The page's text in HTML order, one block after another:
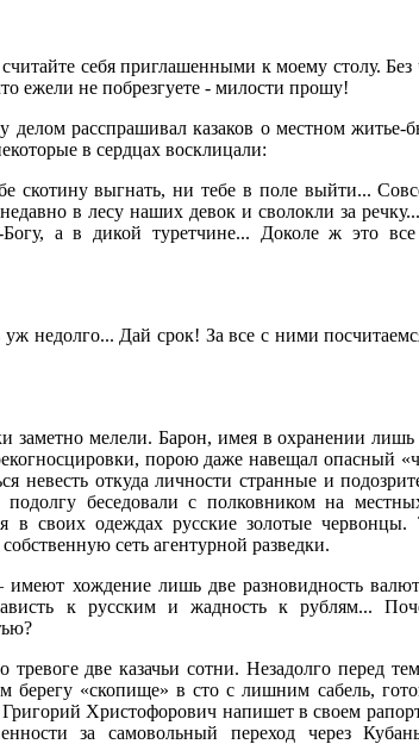
себя приглашенными к моему столу.
ежели не побрезгуете - милости прошу!
расспрашивал казаков о местном житье-
в сердцах восклицали:
выгнать, ни тебе в поле выйти...
в лесу наших девок и сволокли за
а в дикой туретчине... Доколе ж это
недолго... Дай срок! За все с ними
заметно мелели. Барон, имея в охранении лишь
порою даже навещал опасный
невесть откуда личности странные и
беседовали с полковником на
в своих одеждах русские золотые
сеть агентурной разведки.
хождение лишь две разновидность
к русским и жадность к рублям...
две казачьи сотни. Незадолго перед
берегу «скопище» в сто с лишним сабель,
Христофорович напишет в своем
за самовольный переход через